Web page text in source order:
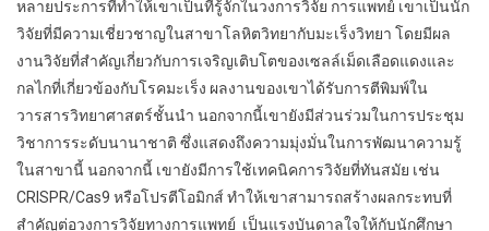
หลายประการที่ทำให้เขาเป็นที่รู้จักในวงการวิจัย การแพทย์ เขาเป็นนัก
วิจัยที่มีความเชี่ยวชาญในสาขาโลหิตวิทยากับมะเร็งวิทยา โดยมีผล
งานวิจัยที่สำคัญเกี่ยวกับการเจริญเติบโตของเซลล์เม็ดเลือดแดงและ
กลไกที่เกี่ยวข้องกับโรคมะเร็ง ผลงานของเขาได้รับการตีพิมพ์ใน
วารสารวิทยาศาสตร์ชั้นนำ นอกจากนี้เขายังมีส่วนร่วมในการประชุม
วิชาการระดับนานาชาติ ซึ่งแสดงถึงความมุ่งมั่นในการพัฒนาความรู้
ในสาขานี้ นอกจากนี้ เขายังมีการใช้เทคนิคการวิจัยที่ทันสมัย เช่น
CRISPR/Cas9 หรือโปรตีโอมิกส์ ทำให้เขาสามารถสร้างผลกระทบที่
สำคัญต่อวงการวิจัยทางการแพทย์ เป็นแรงบันดาลใจให้กับนักศึกษา